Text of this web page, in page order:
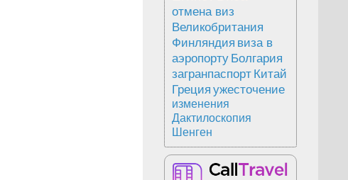
отмена виз
Великобритания
Финляндия виза в
аэропорту Болгария
загранпаспорт Китай
Греция ужесточение
изменения
Дактилоскопия
Шенген